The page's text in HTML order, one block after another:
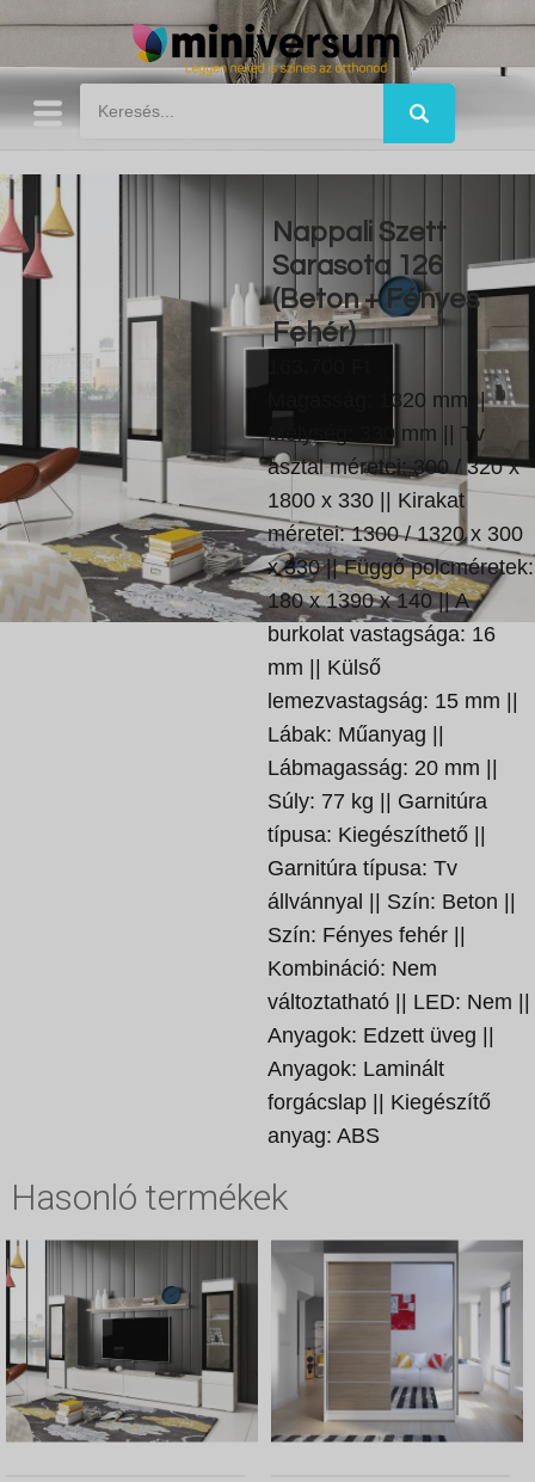
Nappali Szett
Sarasota 126
(Beton + Fényes
Fehér)
Magasság: 1320 mm ||
Mélység: 330 mm || Tv
asztal méretei: 300 / 320 x
1800 x 330 || Kirakat
méretei: 1300 / 1320 x 300
x 330 || Függő polcméretek:
180 x 1390 x 140 || A
burkolat vastagsága: 16
mm || Külső
lemezvastagság: 15 mm ||
Lábak: Műanyag ||
Lábmagasság: 20 mm ||
Súly: 77 kg || Garnitúra
típusa: Kiegészíthető ||
Garnitúra típusa: Tv
állvánnyal || Szín: Beton ||
Szín: Fényes fehér ||
Kombináció: Nem
változtatható || LED: Nem ||
Anyagok: Edzett üveg ||
Anyagok: Laminált
forgácslap || Kiegészítő
anyag: ABS
Hasonló termékek